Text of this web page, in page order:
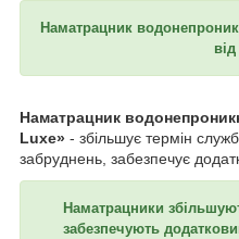
Наматрацник
Наматрацник
Luxe» - збільшує термін
забруднень, забезпечує
Наматрацники
забезпечують